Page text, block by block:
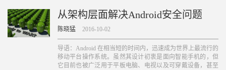
从架构层面解决Android安全问题
陈晓猛 2016-10-02
导语：Android 在相当短的时间内，迅速成为世界上最流行的
移动平台操作系统。虽然其设计初衷是面向智能手机的，但
它目前也被广泛用于平板电脑、电视以及可穿戴设备，甚至